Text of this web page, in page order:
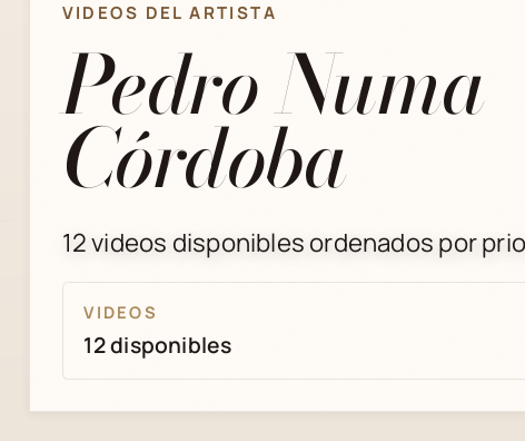
VIDEOS DEL ARTISTA
Pedro Numa
Córdoba
12 videos disponibles ordenados por
VIDEOS
12 disponibles